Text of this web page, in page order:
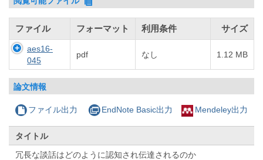
ファイル フォーマット 利用条件 サイズ
aes16-
045
pdf なし 1.12 MB
論文情報
ファイル出力 EndNote Basic出力 Mendeley出力
タイトル
冗長な談話はどのように認知され伝達されるのか